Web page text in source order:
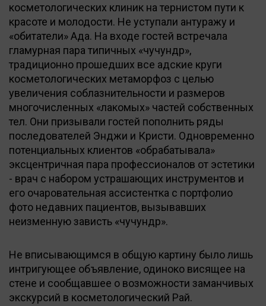
косметологических клиник на тернистом пути к
красоте и молодости. Не уступали антуражу и
«обитатели» Ада. На входе гостей встречала
гламурная пара типичных «чучундр»,
традиционно прошедших все адские круги
косметологических метаморфоз с целью
увеличения соблазнительности и размеров
многочисленных «лакомых» частей собственных
тел. Они призывали гостей пополнить ряды
последователей Энджи и Кристи. Одновременно
потенциальных клиентов «обрабатывала»
эксцентричная пара профессионалов от эстетики
- врач с набором устрашающих инструментов и
его очаровательная ассистентка с портфолио
фото недавних пациентов, вызывавших
неизменную зависть «чучундр».
Не вписывающимся в общую картину было лишь
интригующее объявление, одиноко висящее на
стене и сообщавшее о возможности заманчивых
экскурсий в косметологический Рай.